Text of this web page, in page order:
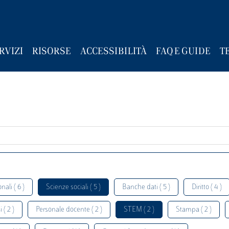
RISORSE ACCESSIBILITÀ FAQ E GUIDE
( 6 ) Scienze sociali ( 5 ) Banche dati ( 5 ) Diritto ( 4 )
( 2 ) Personale docente ( 2 ) STEM ( 2 ) Stampa ( 2 )